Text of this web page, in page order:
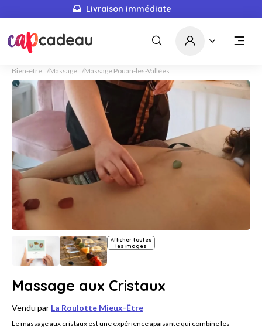
Livraison immédiate
Bien-être Massage Massage Pouan-les-Vallées
Afficher toutes
les images
Massage aux Cristaux
Vendu par La Roulotte Mieux-Être
Le massage aux cristaux est une expérience apaisante qui combine les